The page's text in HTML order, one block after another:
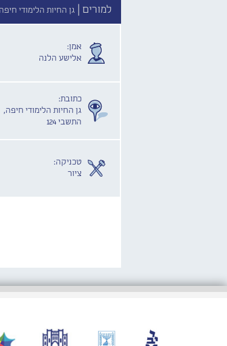
למורים | גן החיות הלימודי חיפה,
אמן:
אלישע הלנה
כתובת:
גן החיות הלימודי חיפה,
התשבי 124
טכניקה:
ציור